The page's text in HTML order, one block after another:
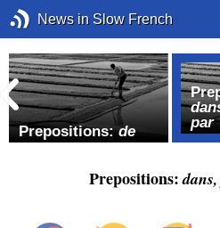
News in Slow French
Prepositions:de
par
Prepositions: